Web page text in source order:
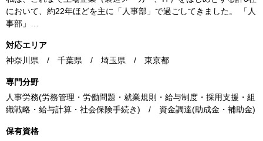
において、約22年ほどを主に「人事部」で過ごしてきました。 「人
事部」…
対応エリア
神奈川県 / 千葉県 / 埼玉県 / 東京都
専門分野
人事労務(労務管理・労働問題・就業規則・給与制度・採用支援・組
織戦略・給与計算・社会保険手続き) / 資金調達(助成金・補助金)
保有資格